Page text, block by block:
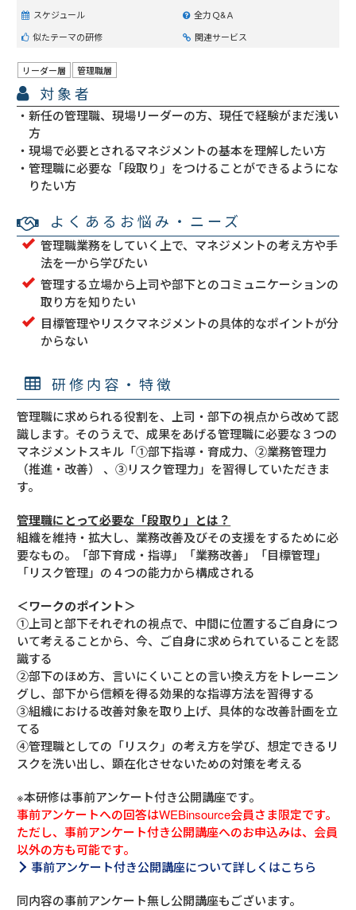
スケジュール
全力Ｑ&Ａ
似たテーマの研修
関連サービス
対象者
リーダー層 管理職層
新任の管理職、現場リーダーの方、現任で経験がまだ浅い
方
現場で必要とされるマネジメントの基本を理解したい方
管理職に必要な「段取り」をつけることができるようにな
りたい方
よくあるお悩み・ニーズ
管理職業務をしていく上で、マネジメントの考え方や手
法を一から学びたい
管理する立場から上司や部下とのコミュニケーションの
取り方を知りたい
目標管理やリスクマネジメントの具体的なポイントが分
からない
研修内容・特徴
管理職に求められる役割を、上司・部下の視点から改めて認
識します。そのうえで、成果をあげる管理職に必要な３つの
マネジメントスキル「①部下指導・育成力、②業務管理力
（推進・改善） 、③リスク管理力」を習得していただきま
す。
管理職にとって必要な「段取り」とは？
組織を維持・拡大し、業務改善及びその支援をするために必
要なもの。「部下育成・指導」「業務改善」「目標管理」
「リスク管理」の４つの能力から構成される
＜ワークのポイント＞
①上司と部下それぞれの視点で、中間に位置するご自身につ
いて考えることから、今、ご自身に求められていることを認
識する
②部下のほめ方、言いにくいことの言い換え方をトレーニン
グし、部下から信頼を得る効果的な指導方法を習得する
③組織における改善対象を取り上げ、具体的な改善計画を立
てる
④管理職としての「リスク」の考え方を学び、想定できるリ
スクを洗い出し、顕在化させないための対策を考える
※本研修は事前アンケート付き公開講座です。
事前アンケートへの回答はWEBinsource会員さま限定です。
ただし、事前アンケート付き公開講座へのお申込みは、会員
以外の方も可能です。
事前アンケート付き公開講座について詳しくはこちら
同内容の事前アンケート無し公開講座もございます。